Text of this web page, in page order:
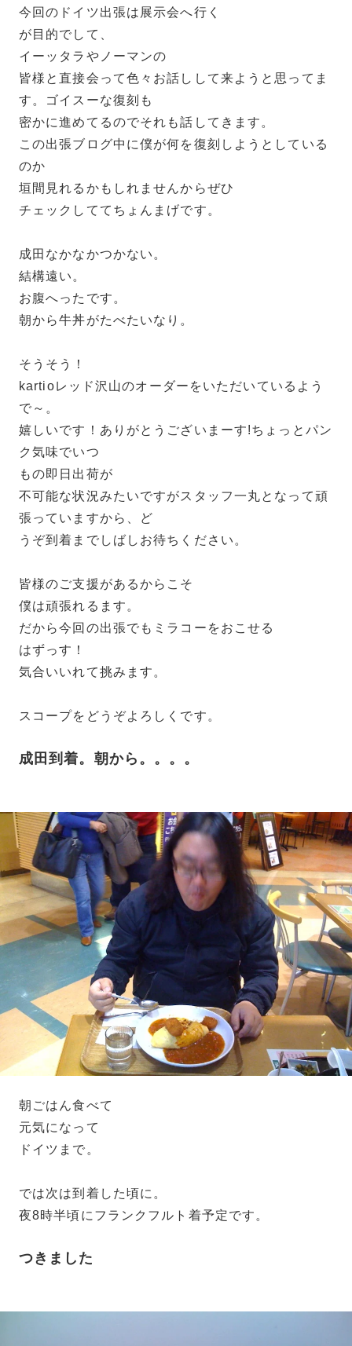
今回のドイツ出張は展示会へ行く
が目的でして、
イーッタラやノーマンの
皆様と直接会って色々お話しして来ようと思ってま
す。ゴイスーな復刻も
密かに進めてるのでそれも話してきます。
この出張ブログ中に僕が何を復刻しようとしている
のか
垣間見れるかもしれませんからぜひ
チェックしててちょんまげです。
成田なかなかつかない。
結構遠い。
お腹へったです。
朝から牛丼がたべたいなり。
そうそう！
kartioレッド沢山のオーダーをいただいているよう
で～。
嬉しいです！ありがとうございまーす!ちょっとパン
ク気味でいつ
もの即日出荷が
不可能な状況みたいですがスタッフ一丸となって頑
張っていますから、ど
うぞ到着までしばしお待ちください。
皆様のご支援があるからこそ
僕は頑張れるます。
だから今回の出張でもミラコーをおこせる
はずっす！
気合いいれて挑みます。
スコープをどうぞよろしくです。
成田到着。朝から。。。。
朝ごはん食べて
元気になって
ドイツまで。
では次は到着した頃に。
夜8時半頃にフランクフルト着予定です。
つきました